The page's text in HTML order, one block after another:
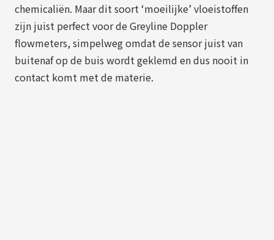
chemicaliën. Maar dit soort ‘moeilijke’ vloeistoffen
zijn juist perfect voor de Greyline Doppler
flowmeters, simpelweg omdat de sensor juist van
buitenaf op de buis wordt geklemd en dus nooit in
contact komt met de materie.